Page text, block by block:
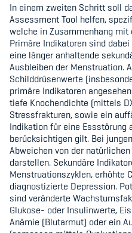
In einem zweiten Schritt soll
Assessment Tool helfen,
welche in Zusammenhang mit
Primäre Indikatoren sind
eine länger anhaltende
Ausbleiben der Menstruation.
Schilddrüsenwerte
primäre Indikatoren
tiefe Knochendichte (mittels
Stressfrakturen, sowie ein
Indikation für eine Essstörung
berücksichtigen gilt. Bei
Abweichen von der
darstellen. Sekundäre
Menstruationszyklen, erhöhte
diagnostizierte Depression.
sind veränderte
Glukose- oder Insulinwerte,
Anämie (Blutarmut) oder ein